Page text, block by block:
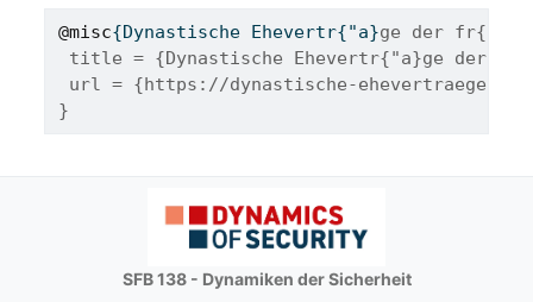
@misc{Dynastische Ehevertr{"a}ge der
title = {Dynastische Ehevertr{"a}ge der
url = {https://dynastische-
}
SFB 138 - Dynamiken der Sicherheit